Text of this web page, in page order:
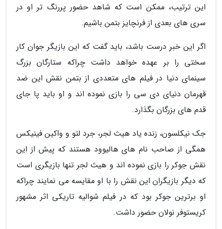
این ترتیب، ممکن است که شاهد حضور پررنگ تر او در
سری های بعدی از فرنچایز بتمن باشیم.
اگر این خبر درست باشد، باید گفت که این بازیگر جوان کار
سختی را بر عهده خواهد داشت چراکه ستارگان بزرگ
سینمای دنیا در فیلم های متعددی از بتمن نقش این ضد
قهرمان دنیای دی سی را بازی نموده اند و او باید پا جای
قدم های بزرگان بگذارد.
جک نیکلسون، زنده یاد هیث لجر، جرد لتو و واکین فینیکس
همگی از صاحب نام های هالیوود هستند که پیش از این
نقش جوکر را بازی نموده اند و هیث لجر تنها بازیگری است
که دیگر بازیگران این نقش را با او مقایسه می نمایند چراکه
او برترین جوکر بود که در فیلم شوالیه تاریکی اثر مشهور
کریستوفر نولان حضور داشت.